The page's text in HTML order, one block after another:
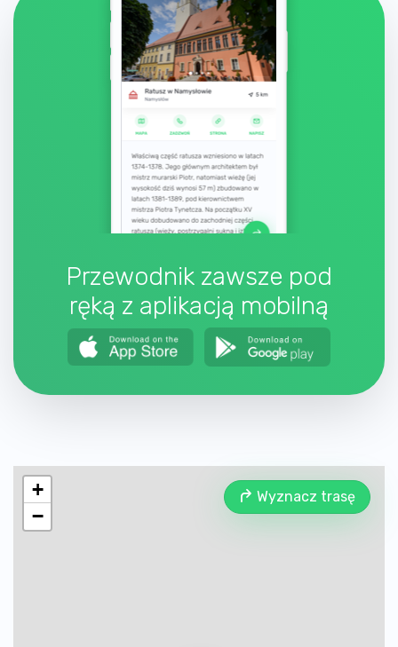
Przewodnik zawsze pod
ręką z aplikacją mobilną
Wyznacz trasę
+
−